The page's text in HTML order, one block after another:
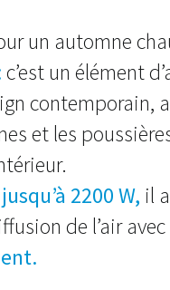
un automne
c’est un élément
contemporain,
et les
jusqu’à 2200 W, il
de l’air avec